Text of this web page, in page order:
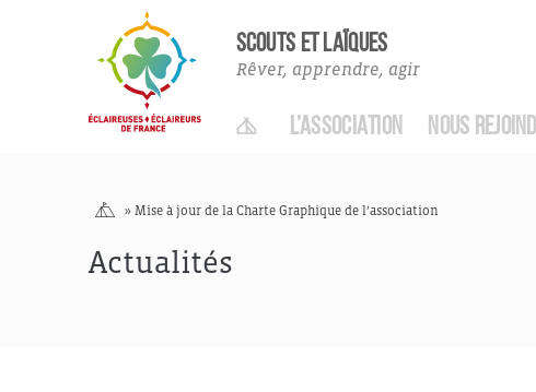
SCOUTS ET LAÏQUES
Rêver, apprendre, agir
ACCUEIL
L’ASSOCIATION NOUS
Accueil
» Mise à jour de la Charte Graphique de l’association
Actualités
Actualités Adhérent·es